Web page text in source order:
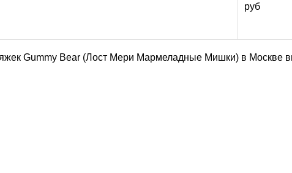
руб
Gummy Bear (Лост Мери Мармеладные Мишки) в